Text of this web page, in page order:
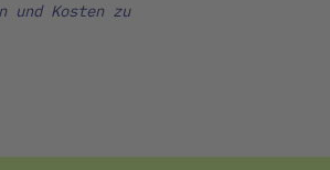
und Kosten zu